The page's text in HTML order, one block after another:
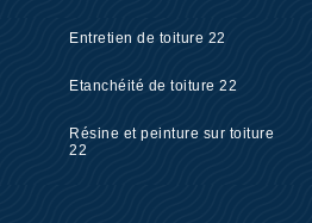
Entretien de toiture 22
Etanchéité de toiture 22
Résine et peinture sur toiture
22